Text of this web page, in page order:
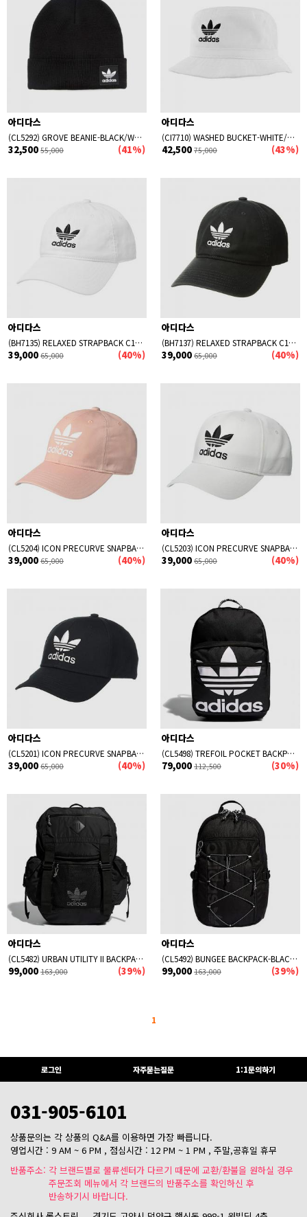
아디다스
(CL5292) GROVE BEANIE-BLACK/WHITE
32,500 55,000 (41%)
아디다스
(CI7710) WASHED BUCKET-WHITE/BLACK
42,500 75,000 (43%)
아디다스
(BH7135) RELAXED STRAPBACK C1300X-WHITE/BLACK
39,000 65,000 (40%)
아디다스
(BH7137) RELAXED STRAPBACK C1300X-BLACK/WHITE
39,000 65,000 (40%)
아디다스
(CL5204) ICON PRECURVE SNAPBACK-PINK SPIRIT
39,000 65,000 (40%)
아디다스
(CL5203) ICON PRECURVE SNAPBACK-WHITE/BLACK
39,000 65,000 (40%)
아디다스
(CL5201) ICON PRECURVE SNAPBACK-BLACK/WHITE
39,000 65,000 (40%)
아디다스
(CL5498) TREFOIL POCKET BACKPACK-BLACK/WHITE
79,000 112,500 (30%)
아디다스
(CL5482) URBAN UTILITY II BACKPACK-BLACK/WHITE
99,000 163,000 (39%)
아디다스
(CL5492) BUNGEE BACKPACK-BLACK/BLACK
99,000 163,000 (39%)
1
로그인 자주묻는질문 1:1문의하기
031-905-6101
상품문의는 각 상품의 Q&A를 이용하면 가장 빠릅니다.
영업시간 : 9 AM ~ 6 PM , 점심시간 : 12 PM ~ 1 PM , 주말,공휴일 휴무
반품주소: 각 브랜드별로 물류센터가 다르기 때문에 교환/환불을 원하실 경우
주문조회 메뉴에서 각 브랜드의 반품주소를 확인하신 후
반송하기시 바랍니다.